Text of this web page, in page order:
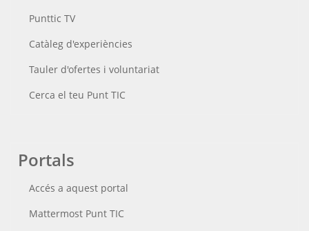
Punttic TV
Catàleg d'experiències
Tauler d'ofertes i voluntariat
Cerca el teu Punt TIC
Portals
Accés a aquest portal
Mattermost Punt TIC